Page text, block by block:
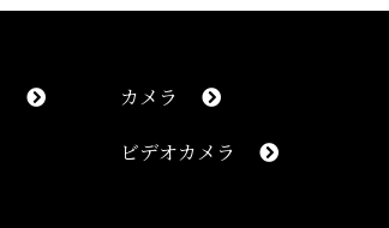
カメラ
ビデオカメラ